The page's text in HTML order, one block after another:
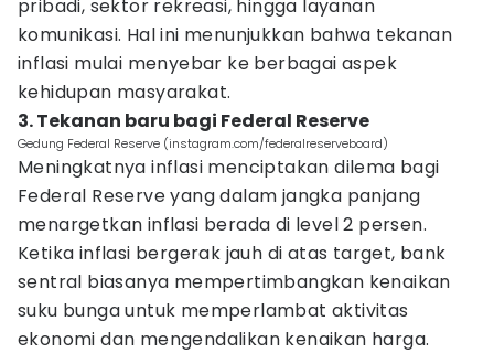
pribadi, sektor rekreasi, hingga layanan
komunikasi. Hal ini menunjukkan bahwa tekanan
inflasi mulai menyebar ke berbagai aspek
kehidupan masyarakat.
3. Tekanan baru bagi Federal Reserve
Gedung Federal Reserve (instagram.com/federalreserveboard)
Meningkatnya inflasi menciptakan dilema bagi
Federal Reserve yang dalam jangka panjang
menargetkan inflasi berada di level 2 persen.
Ketika inflasi bergerak jauh di atas target, bank
sentral biasanya mempertimbangkan kenaikan
suku bunga untuk memperlambat aktivitas
ekonomi dan mengendalikan kenaikan harga.